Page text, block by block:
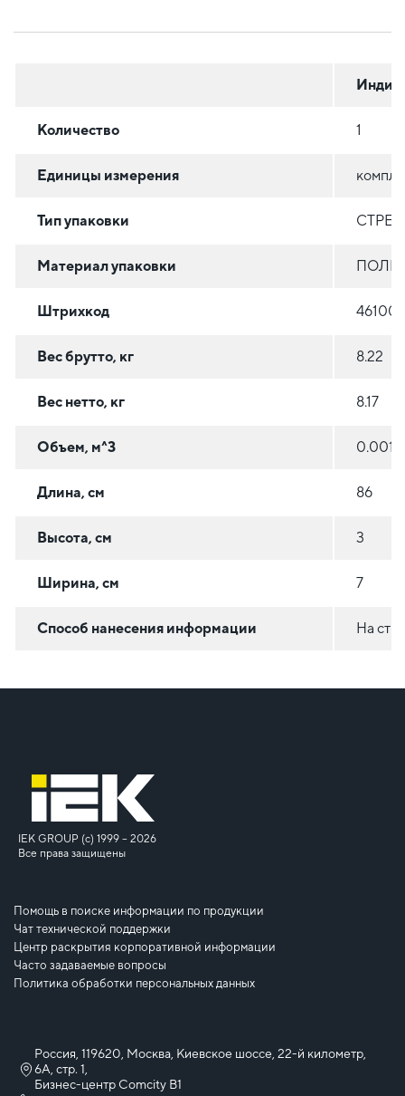
Количество 1
Единицы измерения компл
Тип упаковки
Материал упаковки
Штрихкод
Вес брутто, кг 8.22
Вес нетто, кг 8.17
Объем, м^3
Длина, см 86
Высота, см 3
Ширина, см 7
Способ нанесения информации На
IEK GROUP (c) 1999 – 2026
Все права защищены
Помощь в поиске информации по продукции
Чат технической поддержки
Центр раскрытия корпоративной информации
Часто задаваемые вопросы
Политика обработки персональных данных
Россия, 119620, Москва, Киевское шоссе, 22-й километр,
6А, стр. 1,
Бизнес-центр Comcity B1